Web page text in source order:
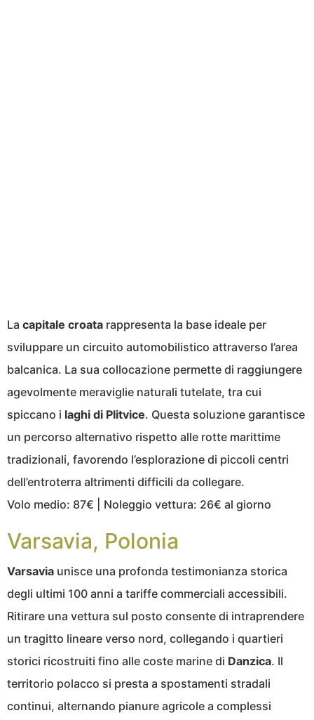
La capitale croata rappresenta la base ideale per
sviluppare un circuito automobilistico attraverso l’area
balcanica. La sua collocazione permette di raggiungere
agevolmente meraviglie naturali tutelate, tra cui
spiccano i laghi di Plitvice. Questa soluzione garantisce
un percorso alternativo rispetto alle rotte marittime
tradizionali, favorendo l’esplorazione di piccoli centri
dell’entroterra altrimenti difficili da collegare.
Volo medio: 87€ | Noleggio vettura: 26€ al giorno
Varsavia, Polonia
Varsavia unisce una profonda testimonianza storica
degli ultimi 100 anni a tariffe commerciali accessibili.
Ritirare una vettura sul posto consente di intraprendere
un tragitto lineare verso nord, collegando i quartieri
storici ricostruiti fino alle coste marine di Danzica. Il
territorio polacco si presta a spostamenti stradali
continui, alternando pianure agricole a complessi